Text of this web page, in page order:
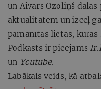
un Aivars Ozoliņš
aktualitātēm un izceļ
pamanītas lietas,
Podkāsts ir pieejams
un Youtube.
Labākais veids, kā